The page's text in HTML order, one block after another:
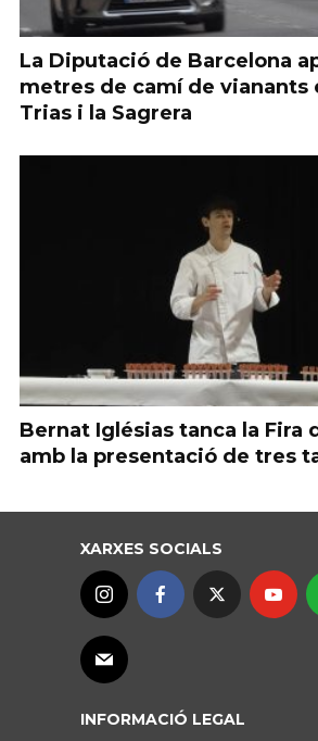
La Diputació de Barcelona
metres de camí de vianants
Trias i la Sagrera
Bernat Iglésias tanca la Fira
amb la presentació de tres
XARXES SOCIALS
INFORMACIÓ LEGAL